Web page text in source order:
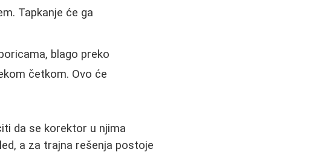
Tapkanje će ga
blago preko
četkom. Ovo će
da se korektor u njima
a za trajna rešenja postoje